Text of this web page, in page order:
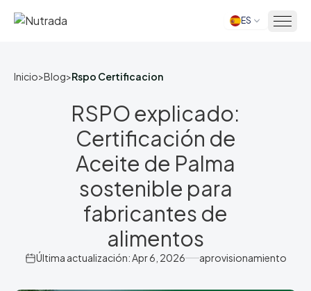
Inicio ES
Inicio>Blog>Rspo Certificacion
RSPO explicado:
Certificación de
Aceite de Palma
sostenible para
fabricantes de
alimentos
Última actualización: Apr 6, 2026 aprovisionamiento